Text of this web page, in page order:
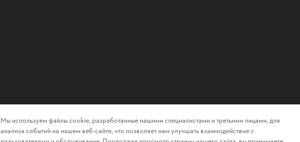
Мы используем файлы cookie, разработанные нашими специалистами и третьими лицами, для
анализа событий на нашем веб-сайте, что позволяет нам улучшать взаимодействие с